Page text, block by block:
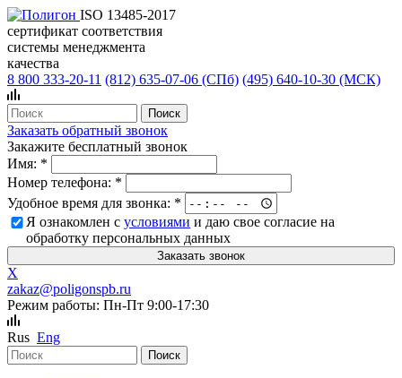
ISO 13485-2017
сертификат соответствия
системы менеджмента
качества
8 800 333-20-11 (812) 635-07-06 (СПб) (495) 640-10-30 (МСК)
Заказать обратный звонок
Закажите бесплатный звонок
Имя: *
Номер телефона: *
Удобное время для звонка: *
Я ознакомлен сусловиями и даю свое согласие на
обработку персональных данных
X
zakaz@poligonspb.ru
Режим работы: Пн-Пт 9:00-17:30
Rus Eng